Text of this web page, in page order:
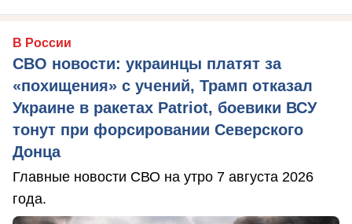
В России
СВО новости: украинцы платят за
«похищения» с учений, Трамп отказал
Украине в ракетах Patriot, боевики ВСУ
тонут при форсировании Северского
Донца
Главные новости СВО на утро 7 августа 2026
года.